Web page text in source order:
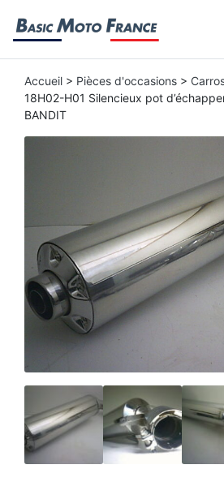
Accueil > Pièces d'occasions >
18H02-H01 Silencieux pot
BANDIT